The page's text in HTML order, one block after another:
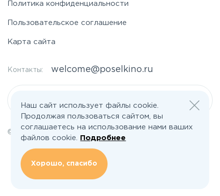
Политика конфиденциальности
Пользовательское соглашение
Карта сайта
Контакты: welcome@poselkino.ru
© 2026 Все права защищены | poselkino.ru
ИП Маслов Дмитрий Валерьевич
ИНН 503406273833
+79647266008
142613, Московская область, Орехово-Зуево, ул. Северная, д.14, кв.145
Наш сайт использует файлы cookie.
Продолжая пользоваться сайтом, вы
соглашаетесь на использование нами ваших
файлов cookie.
Подробнее
Хорошо, спасибо